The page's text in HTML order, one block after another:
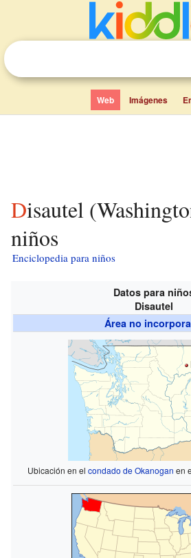
Web Imágenes
Disautel (Washington) para
niños
Enciclopedia para niños
Datos para
Disautel
Área no
Ubicación en el condado de Okanogan en